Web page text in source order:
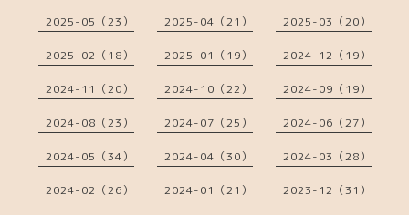
2025-05（23） 2025-04（21） 2025-03（20）
2025-02（18） 2025-01（19） 2024-12（19）
2024-11（20） 2024-10（22） 2024-09（19）
2024-08（23） 2024-07（25） 2024-06（27）
2024-05（34） 2024-04（30） 2024-03（28）
2024-02（26） 2024-01（21） 2023-12（31）